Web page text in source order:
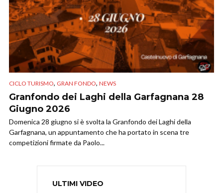
CICLO TURISMO, GRAN FONDO, NEWS
Granfondo dei Laghi della Garfagnana 28
Giugno 2026
Domenica 28 giugno si è svolta la Granfondo dei Laghi della
Garfagnana, un appuntamento che ha portato in scena tre
competizioni firmate da Paolo...
ULTIMI VIDEO